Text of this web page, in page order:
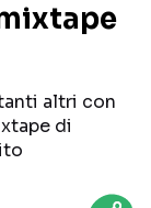
altri con
di